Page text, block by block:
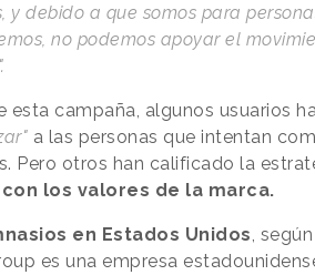
y debido a que somos para
no podemos apoyar el
esta campaña, algunos usuarios
a las personas que intentan
Pero otros han calificado la
los valores de la marca.
en Estados Unidos ,
es una empresa